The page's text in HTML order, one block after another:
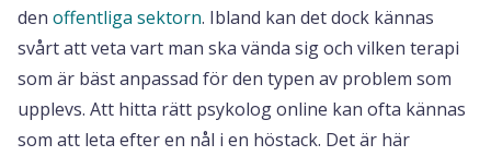
den offentliga sektorn. Ibland kan det dock kännas
svårt att veta vart man ska vända sig och vilken terapi
som är bäst anpassad för den typen av problem som
upplevs. Att hitta rätt psykolog online kan ofta kännas
som att leta efter en nål i en höstack. Det är här